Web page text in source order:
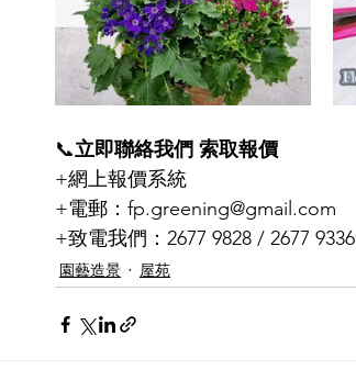
📞立即聯絡我們 索取報價
+網上報價系統
+電郵：fp.greening@gmail.com
+致電我們：2677 9828 / 2677 9336
園藝造景 屋苑